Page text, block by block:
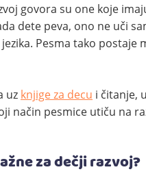
govora su one koje
dete peva, ono ne uči
Pesma tako postaje
uz knjige za decu i čitanje,
način pesmice utiču na
za dečji razvoj?